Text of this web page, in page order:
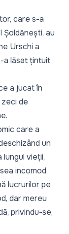
care s-a
Șoldănești, au
Urschi a
a lăsat țintuit
a jucat în
de
care a
un
vieții,
incomod
lucrurilor pe
dar mereu
privindu-se,